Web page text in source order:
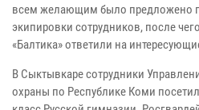
всем желающим было предложено
экипировки сотрудников, после
«Балтика» ответили на
В Сыктывкаре сотрудники
охраны по Республике Коми